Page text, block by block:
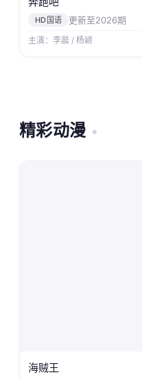
HD国语 更新至2026期
主演：李晨 / 杨颖
精彩动漫
海贼王